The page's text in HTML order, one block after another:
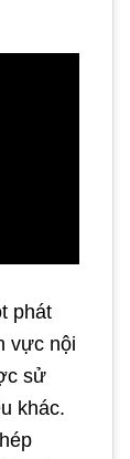
phát
vực nội
sử
khác.